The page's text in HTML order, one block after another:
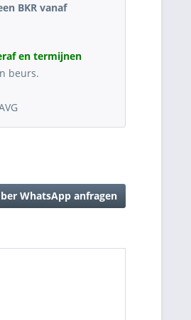
BKR vanaf
en termijnen
beurs.
WhatsApp anfragen